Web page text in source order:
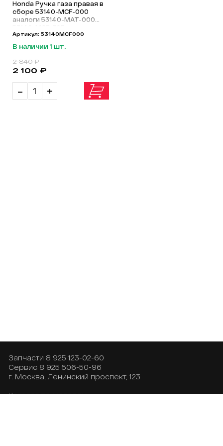
Honda Ручка газа правая в
сборе 53140-MCF-000
аналоги 53140-MAT-000
Артикул: 53140MCF000
В наличии 1 шт.
- +
2 100 ₽
2 840 ₽
Запчасти 8 925 123-02-60
Сервис 8 925 506-50-96
г. Москва, Ленинский проспект, 123
Каталог по моделям